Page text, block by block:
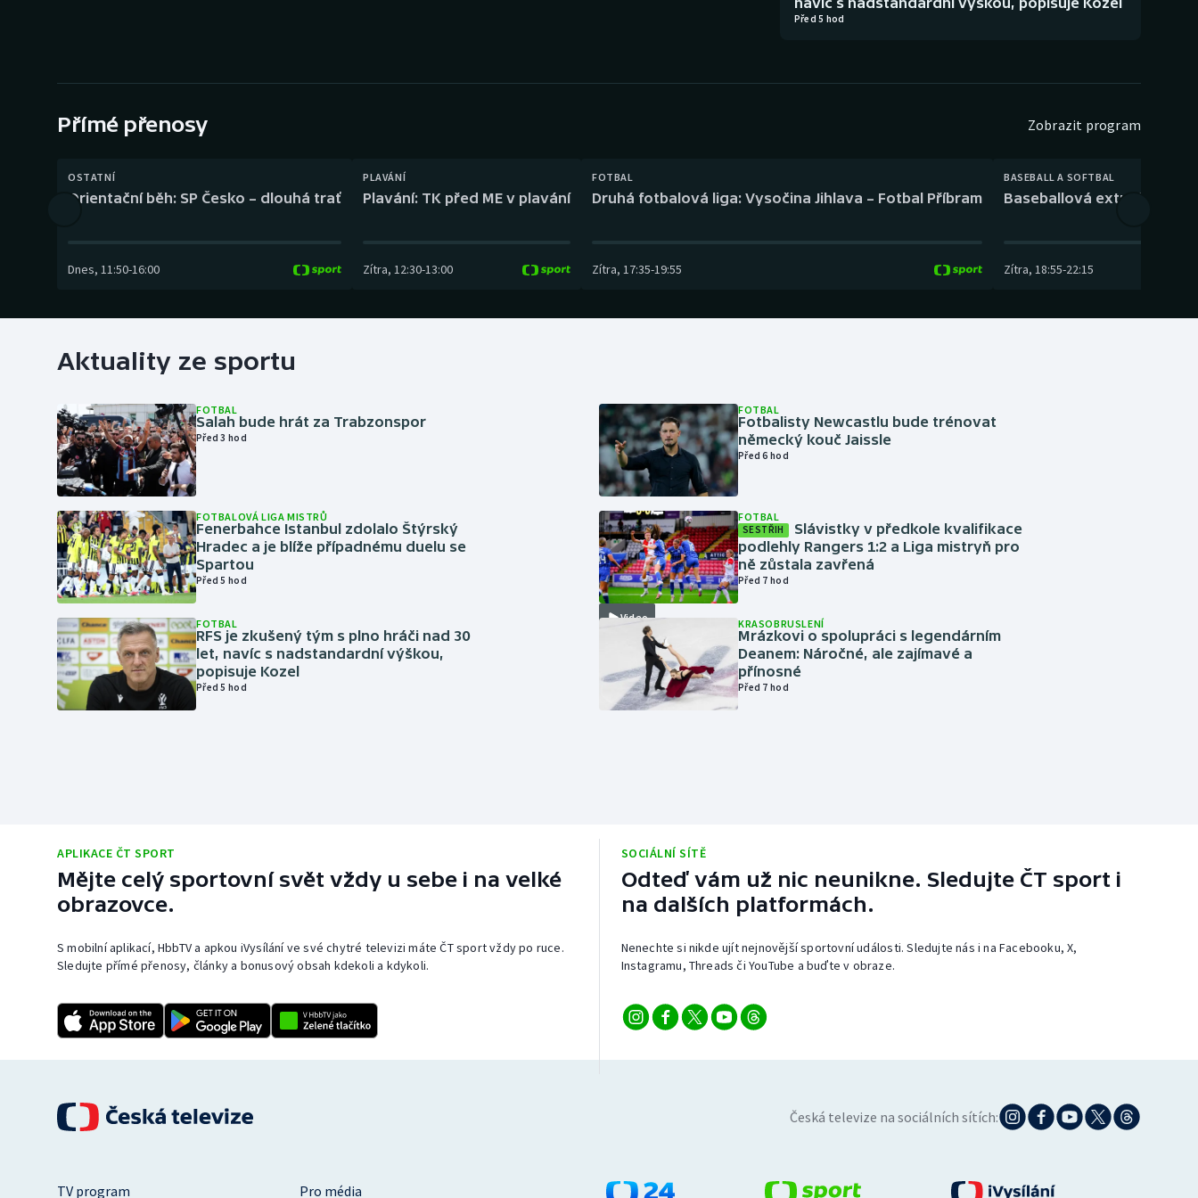
Před 5 hod
Přímé přenosy Zobrazit program
OSTATNÍ
Orientační běh: SP Česko – dlouhá trať
Dnes, 11:50-16:00
PLAVÁNÍ
Plavání: TK před ME v plavání
Zítra, 12:30-13:00
FOTBAL
Druhá fotbalová liga: Vysočina Jihlava – Fotbal Příbram
Zítra, 17:35-19:55
BASEBALL A SOFTBAL
Baseballová extraliga:
Zítra, 18:55-22:15
Aktuality ze sportu
FOTBAL
Salah bude hrát za Trabzonspor
Před 3 hod
FOTBALOVÁ LIGA MISTRŮ
Fenerbahce Istanbul zdolalo Štýrský
Hradec a je blíže případnému duelu se
Spartou
Před 5 hod
FOTBAL
RFS je zkušený tým s plno hráči nad 30
let, navíc s nadstandardní výškou,
popisuje Kozel
Před 5 hod
FOTBAL
Fotbalisty Newcastlu bude trénovat
německý kouč Jaissle
Před 6 hod
Video
FOTBAL
SESTŘIH
Slávistky v předkole kvalifikace
podlehly Rangers 1:2 a Liga mistryň pro
ně zůstala zavřená
Před 7 hod
KRASOBRUSLENÍ
Mrázkovi o spolupráci s legendárním
Deanem: Náročné, ale zajímavé a
přínosné
Před 7 hod
APLIKACE ČT SPORT
Mějte celý sportovní svět vždy u sebe i na velké
obrazovce.
S mobilní aplikací, HbbTV a apkou iVysílání ve své chytré televizi máte ČT sport vždy po ruce.
Sledujte přímé přenosy, články a bonusový obsah kdekoli a kdykoli.
SOCIÁLNÍ SÍTĚ
Odteď vám už nic neunikne. Sledujte ČT sport i
na dalších platformách.
Nenechte si nikde ujít nejnovější sportovní události. Sledujte nás i na Facebooku, X,
Instagramu, Threads či YouTube a buďte v obraze.
Česká televize na sociálních sítích:
TV program Pro média